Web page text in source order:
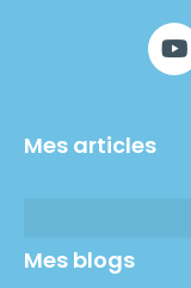
Mes articles
Mes blogs